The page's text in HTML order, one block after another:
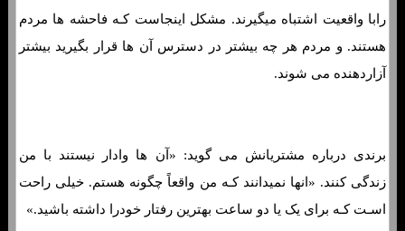
رابا واقعیت اشتباه میگیرند. مشکل اینجاست کـه فاحشه ها مردم
هستند. و مردم هر چه بیشتر در دسترس آن ها قرار بگیرید بیشتر
آزاردهنده می شوند.
برندی درباره مشتریانش می گوید: «آن ها وادار نیستند با من
زندگی کنند. «انها نمیدانند کـه من واقعاً چگونه هستم. خیلی راحت
اسـت کـه برای یک یا دو ساعت بهترین رفتار خودرا داشته باشید.»